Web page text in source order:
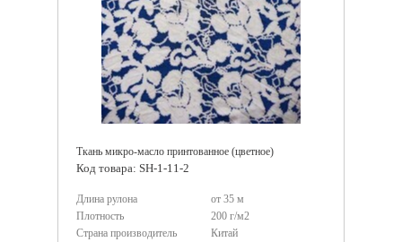
Ткань микро-масло принтованное (цветное)
Код товара: SH-1-11-2
Длина рулона
от 35 м
Плотность
200 г/м2
Страна производитель
Китай